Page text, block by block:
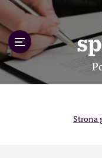
p
o
c
Strona